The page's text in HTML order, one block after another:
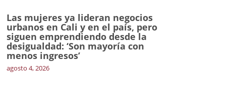
Las mujeres ya lideran negocios
urbanos en Cali y en el país, pero
siguen emprendiendo desde la
desigualdad: ‘Son mayoría con
menos ingresos’
agosto 4, 2026